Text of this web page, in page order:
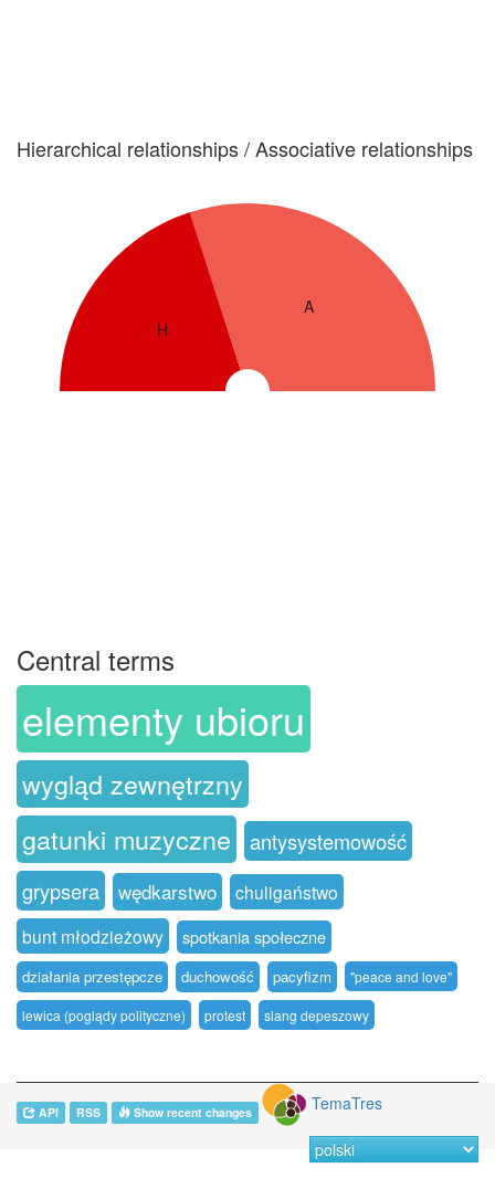
Hierarchical relationships / Associative relationships
H
A
Central terms
elementy ubioru
wygląd zewnętrzny
gatunki muzyczne
antysystemowość
grypsera
wędkarstwo
chuligaństwo
bunt młodzieżowy
spotkania społeczne
działania przestępcze duchowość pacyfizm "peace and love"
lewica (poglądy polityczne) protest slang depeszowy
TemaTres
API RSS Show recent changes